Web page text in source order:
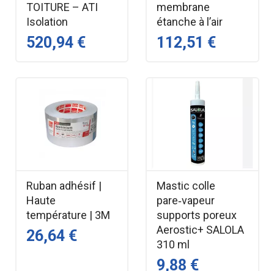
TOITURE – ATI
Isolation
520,94 €
membrane
étanche à l’air
112,51 €
Ruban adhésif |
Haute
température | 3M
26,64 €
Mastic colle
pare‑vapeur
supports poreux
Aerostic+ SALOLA
310 ml
9,88 €